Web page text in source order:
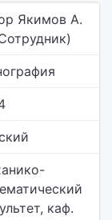
Якимов А.
каф.